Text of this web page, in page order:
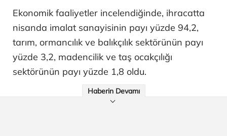
Ekonomik faaliyetler incelendiğinde, ihracatta
nisanda imalat sanayisinin payı yüzde 94,2,
tarım, ormancılık ve balıkçılık sektörünün payı
yüzde 3,2, madencilik ve taş ocakçılığı
sektörünün payı yüzde 1,8 oldu.
Haberin Devamı